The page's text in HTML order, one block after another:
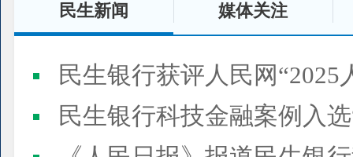
民生新闻 媒体关注
民生银行获评人民网“2025
民生银行科技金融案例入选“2025人民